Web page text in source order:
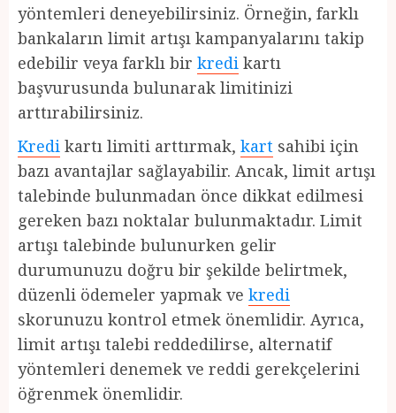
yöntemleri deneyebilirsiniz. Örneğin, farklı
bankaların limit artışı kampanyalarını takip
edebilir veya farklı bir kredi kartı
başvurusunda bulunarak limitinizi
arttırabilirsiniz.
Kredi kartı limiti arttırmak, kart sahibi için
bazı avantajlar sağlayabilir. Ancak, limit artışı
talebinde bulunmadan önce dikkat edilmesi
gereken bazı noktalar bulunmaktadır. Limit
artışı talebinde bulunurken gelir
durumunuzu doğru bir şekilde belirtmek,
düzenli ödemeler yapmak ve kredi
skorunuzu kontrol etmek önemlidir. Ayrıca,
limit artışı talebi reddedilirse, alternatif
yöntemleri denemek ve reddi gerekçelerini
öğrenmek önemlidir.